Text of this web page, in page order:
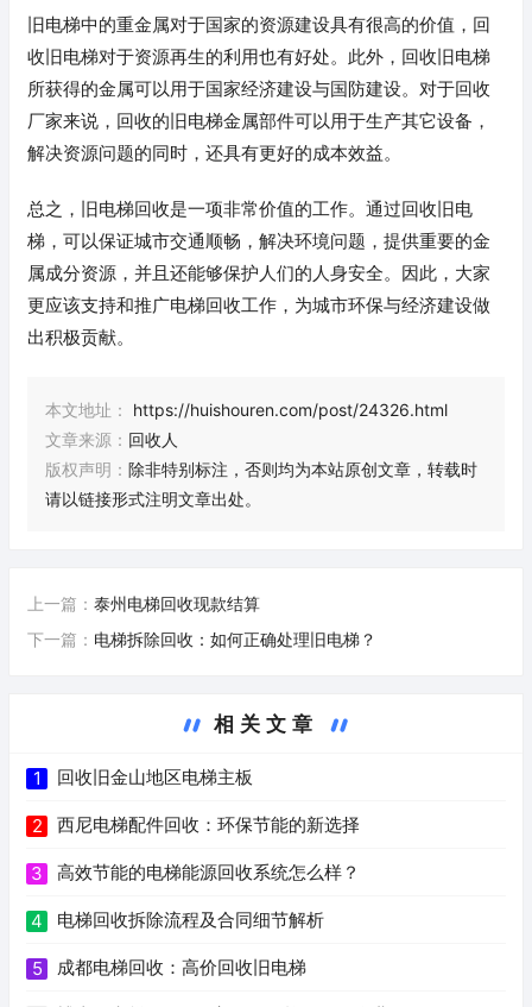
旧电梯中的重金属对于国家的资源建设具有很高的价值，回
收旧电梯对于资源再生的利用也有好处。此外，回收旧电梯
所获得的金属可以用于国家经济建设与国防建设。对于回收
厂家来说，回收的旧电梯金属部件可以用于生产其它设备，
解决资源问题的同时，还具有更好的成本效益。
总之，旧电梯回收是一项非常价值的工作。通过回收旧电
梯，可以保证城市交通顺畅，解决环境问题，提供重要的金
属成分资源，并且还能够保护人们的人身安全。因此，大家
更应该支持和推广电梯回收工作，为城市环保与经济建设做
出积极贡献。
本文地址：
https://huishouren.com/post/24326.html
文章来源： 回收人
版权声明： 除非特别标注，否则均为本站原创文章，转载时
请以链接形式注明文章出处。
上一篇： 泰州电梯回收现款结算
下一篇： 电梯拆除回收：如何正确处理旧电梯？
相关文章
1 回收旧金山地区电梯主板
2 西尼电梯配件回收：环保节能的新选择
3 高效节能的电梯能源回收系统怎么样？
4 电梯回收拆除流程及合同细节解析
5 成都电梯回收：高价回收旧电梯